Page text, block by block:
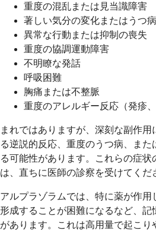
重度の混乱または見当識障害
著しい気分の変化またはうつ病
異常な行動または抑制の喪失
重度の協調運動障害
不明瞭な発話
呼吸困難
胸痛または不整脈
重度のアレルギー反応（発疹
まれではありますが、深刻な副作
る逆説的反応、重度のうつ病、ま
る可能性があります。これらの症
は、直ちに医師の診察を受けてくだ
アルプラゾラムでは、特に薬が作
形成することが困難になるなど、記
があります。これは高用量で起こ